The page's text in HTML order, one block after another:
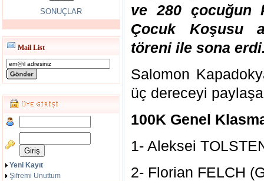
SONUÇLAR
Mail List
Yeni Kayıt
Şifremi Unuttum
ve 280 çocuğun
Çocuk Koşusu
töreni ile sona
Salomon
üç dereceyi
100K Genel
1- Aleksei
2- Florian